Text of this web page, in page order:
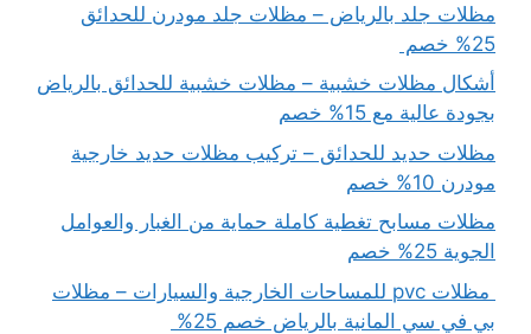
مظلات جلد بالرياض – مظلات جلد مودرن للحدائق
25% خصم
أشكال مظلات خشبية – مظلات خشبية للحدائق بالرياض
بجودة عالية مع 15% خصم
مظلات حديد للحدائق – تركيب مظلات حديد خارجية
مودرن 10% خصم
مظلات مسابح تغطية كاملة حماية من الغبار والعوامل
الجوية 25% خصم
مظلات pvc للمساحات الخارجية والسيارات – مظلات
بي في سي المانية بالرياض خصم 25%